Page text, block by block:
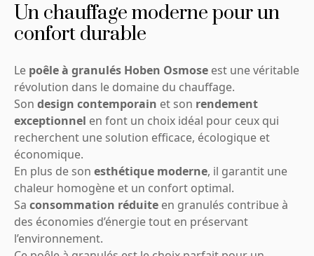
Un chauffage moderne pour un
confort durable
Le poêle à granulés Hoben Osmose est une véritable
révolution dans le domaine du chauffage.
Son design contemporain et son rendement
exceptionnel en font un choix idéal pour ceux qui
recherchent une solution efficace, écologique et
économique.
En plus de son esthétique moderne, il garantit une
chaleur homogène et un confort optimal.
Sa consommation réduite en granulés contribue à
des économies d’énergie tout en préservant
l’environnement.